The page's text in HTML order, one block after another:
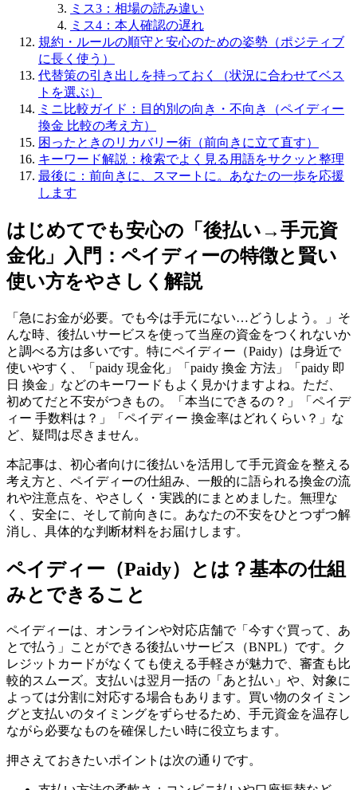
ミス3：相場の読み違い
ミス4：本人確認の遅れ
規約・ルールの順守と安心のための姿勢（ポジティブ
に長く使う）
代替策の引き出しを持っておく（状況に合わせてベス
トを選ぶ）
ミニ比較ガイド：目的別の向き・不向き（ペイディー
換金 比較の考え方）
困ったときのリカバリー術（前向きに立て直す）
キーワード解説：検索でよく見る用語をサクッと整理
最後に：前向きに、スマートに。あなたの一歩を応援
します
はじめてでも安心の「後払い→手元資
金化」入門：ペイディーの特徴と賢い
使い方をやさしく解説
「急にお金が必要。でも今は手元にない…どうしよう。」そ
んな時、後払いサービスを使って当座の資金をつくれないか
と調べる方は多いです。特にペイディー（Paidy）は身近で
使いやすく、「paidy 現金化」「paidy 換金 方法」「paidy 即
日 換金」などのキーワードもよく見かけますよね。ただ、
初めてだと不安がつきもの。「本当にできるの？」「ペイデ
ィー 手数料は？」「ペイディー 換金率はどれくらい？」な
ど、疑問は尽きません。
本記事は、初心者向けに後払いを活用して手元資金を整える
考え方と、ペイディーの仕組み、一般的に語られる換金の流
れや注意点を、やさしく・実践的にまとめました。無理な
く、安全に、そして前向きに。あなたの不安をひとつずつ解
消し、具体的な判断材料をお届けします。
ペイディー（Paidy）とは？基本の仕組
みとできること
ペイディーは、オンラインや対応店舗で「今すぐ買って、あ
とで払う」ことができる後払いサービス（BNPL）です。ク
レジットカードがなくても使える手軽さが魅力で、審査も比
較的スムーズ。支払いは翌月一括の「あと払い」や、対象に
よっては分割に対応する場合もあります。買い物のタイミン
グと支払いのタイミングをずらせるため、手元資金を温存し
ながら必要なものを確保したい時に役立ちます。
押さえておきたいポイントは次の通りです。